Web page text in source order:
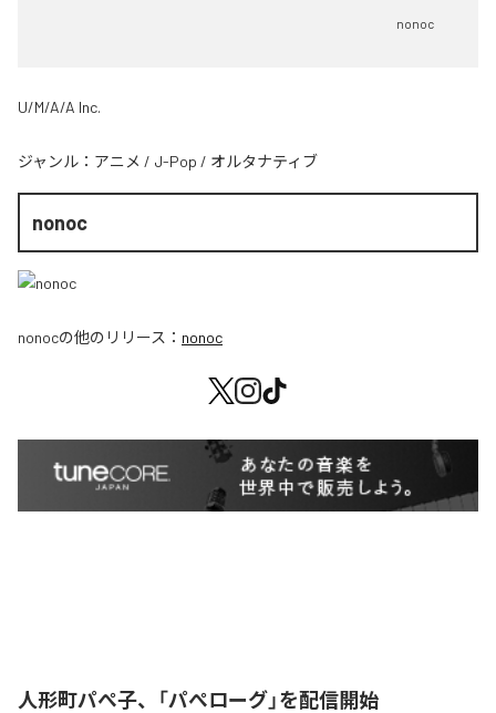
nonoc
U/M/A/A Inc.
ジャンル： アニメ / J-Pop / オルタナティブ
nonoc
nonocの他のリリース： nonoc
人形町パぺ子、「パぺローグ」を配信開始